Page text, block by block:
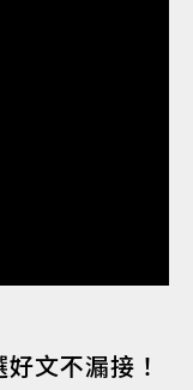
文不漏接！